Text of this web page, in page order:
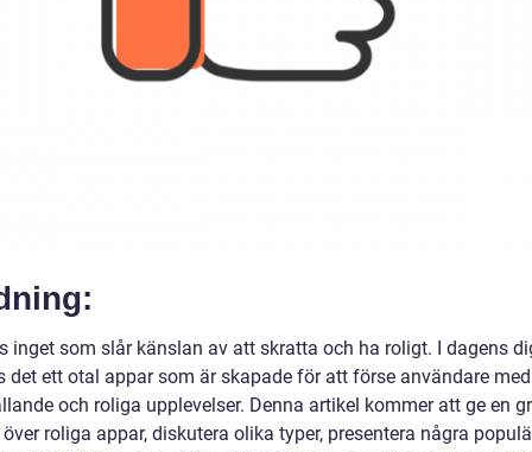
inget som slår känslan av att skratta och ha roligt. I dagens
det ett otal appar som är skapade för att förse användare med
och roliga upplevelser. Denna artikel kommer att ge en
roliga appar, diskutera olika typer, presentera några